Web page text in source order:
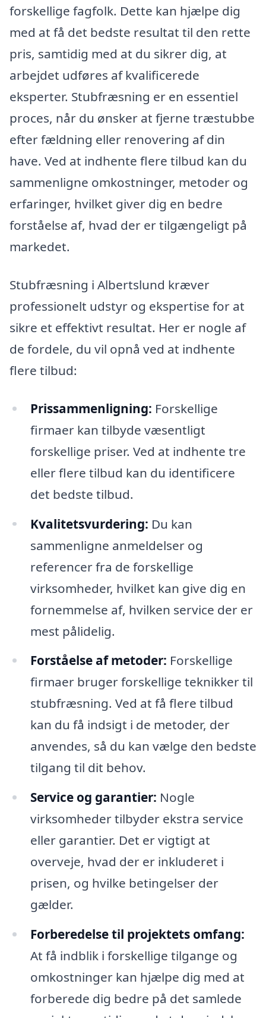
forskellige fagfolk. Dette kan hjælpe dig
med at få det bedste resultat til den rette
pris, samtidig med at du sikrer dig, at
arbejdet udføres af kvalificerede
eksperter. Stubfræsning er en essentiel
proces, når du ønsker at fjerne træstubbe
efter fældning eller renovering af din
have. Ved at indhente flere tilbud kan du
sammenligne omkostninger, metoder og
erfaringer, hvilket giver dig en bedre
forståelse af, hvad der er tilgængeligt på
markedet.
Stubfræsning i Albertslund kræver
professionelt udstyr og ekspertise for at
sikre et effektivt resultat. Her er nogle af
de fordele, du vil opnå ved at indhente
flere tilbud:
Prissammenligning: Forskellige
firmaer kan tilbyde væsentligt
forskellige priser. Ved at indhente tre
eller flere tilbud kan du identificere
det bedste tilbud.
Kvalitetsvurdering: Du kan
sammenligne anmeldelser og
referencer fra de forskellige
virksomheder, hvilket kan give dig en
fornemmelse af, hvilken service der er
mest pålidelig.
Forståelse af metoder: Forskellige
firmaer bruger forskellige teknikker til
stubfræsning. Ved at få flere tilbud
kan du få indsigt i de metoder, der
anvendes, så du kan vælge den bedste
tilgang til dit behov.
Service og garantier: Nogle
virksomheder tilbyder ekstra service
eller garantier. Det er vigtigt at
overveje, hvad der er inkluderet i
prisen, og hvilke betingelser der
gælder.
Forberedelse til projektets omfang:
At få indblik i forskellige tilgange og
omkostninger kan hjælpe dig med at
forberede dig bedre på det samlede